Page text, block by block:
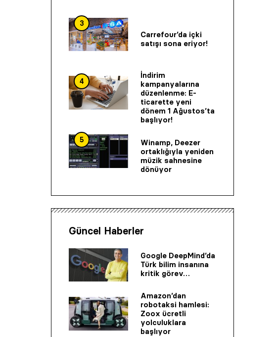
3
Carrefour’da içki
satışı sona eriyor!
4
İndirim
kampanyalarına
düzenlenme: E-
ticarette yeni
dönem 1 Ağustos’ta
başlıyor!
5
Winamp, Deezer
ortaklığıyla yeniden
müzik sahnesine
dönüyor
Güncel Haberler
Google DeepMind’da
Türk bilim insanına
kritik görev…
Amazon’dan
robotaksi hamlesi:
Zoox ücretli
yolculuklara
başlıyor